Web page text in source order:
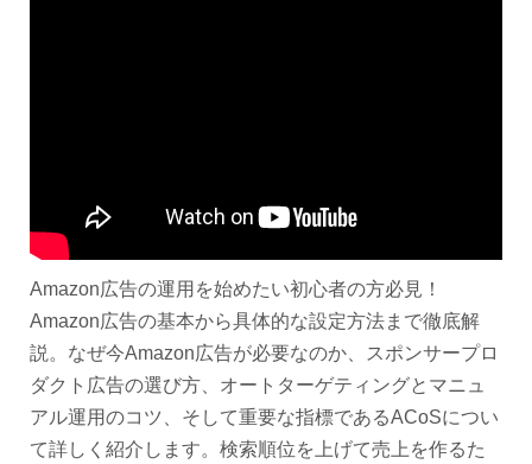
Amazon広告の運用を始めたい初心者の方必見！
Amazon広告の基本から具体的な設定方法まで徹底解
説。なぜ今Amazon広告が必要なのか、スポンサープロ
ダクト広告の選び方、オートターゲティングとマニュ
アル運用のコツ、そして重要な指標であるACoSについ
て詳しく紹介します。検索順位を上げて売上を作るた